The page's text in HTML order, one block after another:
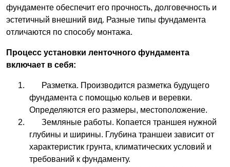
фундаменте обеспечит его прочность, долговечность и
эстетичный внешний вид. Разные типы фундамента
отличаются по способу монтажа.
Процесс установки ленточного фундамента
включает в себя:
Разметка. Производится разметка будущего
фундамента с помощью кольев и веревки.
Определяются его размеры, местоположение.
Земляные работы. Копается траншея нужной
глубины и ширины. Глубина траншеи зависит от
характеристик грунта, климатических условий и
требований к фундаменту.